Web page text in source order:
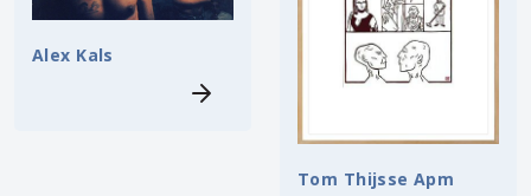
Alex Kals
Tom Thijsse Apm